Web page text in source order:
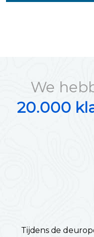
We
20.000
Tijdens de